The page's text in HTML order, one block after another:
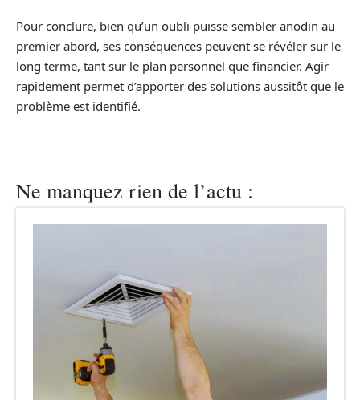
Pour conclure, bien qu’un oubli puisse sembler anodin au
premier abord, ses conséquences peuvent se révéler sur le
long terme, tant sur le plan personnel que financier. Agir
rapidement permet d’apporter des solutions aussitôt que le
problème est identifié.
Ne manquez rien de l’actu :